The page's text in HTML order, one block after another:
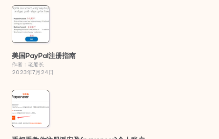
美国PayPal注册指南
作者：老船长
2023年7月24日